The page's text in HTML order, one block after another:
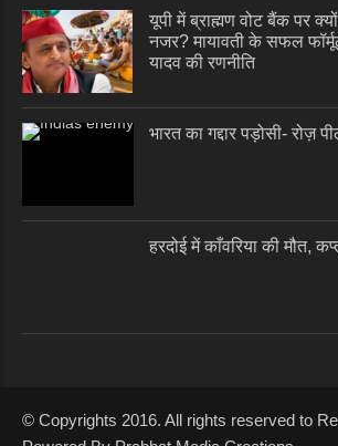
यूपी में ब्राह्मण वोट बैंक पर
नजर? मायावती के सफल
यादव की रणनीति
भारत का गद्दार पड़ोसी- रोज़
हरदोई में काँवरिया की मौत,
© Copyrights 2016. All rights reserved to